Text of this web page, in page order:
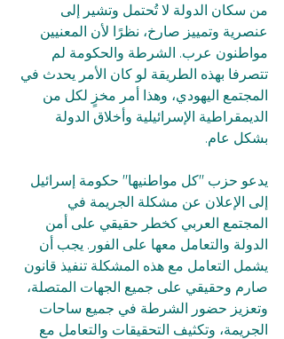
من سكان الدولة لا تُحتمل وتشير إلى
عنصرية وتمييز صارخ، نظرًا لأن المعنيين
مواطنون عرب. الشرطة والحكومة لم
تتصرفا بهذه الطريقة لو كان الأمر يحدث في
المجتمع اليهودي، وهذا أمر مخزٍ لكل من
الديمقراطية الإسرائيلية وأخلاق الدولة
بشكل عام.
يدعو حزب "كل مواطنيها" حكومة إسرائيل
إلى الإعلان عن مشكلة الجريمة في
المجتمع العربي كخطر حقيقي على أمن
الدولة والتعامل معها على الفور. يجب أن
يشمل التعامل مع هذه المشكلة تنفيذ قانون
صارم وحقيقي على جميع الجهات المتصلة،
وتعزيز حضور الشرطة في جميع ساحات
الجريمة، وتكثيف التحقيقات والتعامل مع